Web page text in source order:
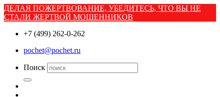
ДЕЛАЯ ПОЖЕРТВОВАНИЕ, УБЕДИТЕСЬ, ЧТО ВЫ НЕ
СТАЛИ ЖЕРТВОЙ МОШЕННИКОВ
+7 (499) 262-0-262
pochet@pochet.ru
Поиск